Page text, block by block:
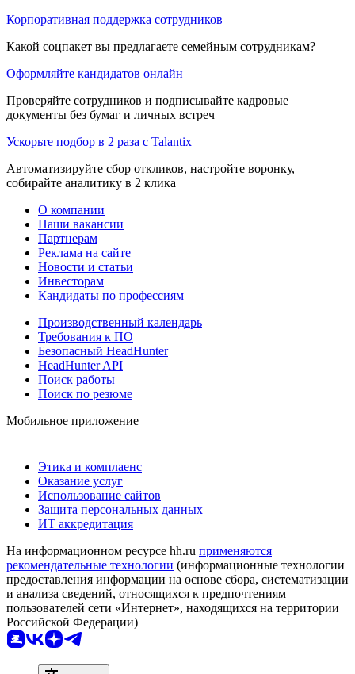
Корпоративная поддержка сотрудников
Какой соцпакет вы предлагаете семейным сотрудникам?
Оформляйте кандидатов онлайн
Проверяйте сотрудников и подписывайте кадровые
документы без бумаг и личных встреч
Ускорьте подбор в 2 раза с Talantix
Автоматизируйте сбор откликов, настройте воронку,
собирайте аналитику в 2 клика
О компании
Наши вакансии
Партнерам
Реклама на сайте
Новости и статьи
Инвесторам
Кандидаты по профессиям
Производственный календарь
Требования к ПО
Безопасный HeadHunter
HeadHunter API
Поиск работы
Поиск по резюме
Мобильное приложение
Этика и комплаенс
Оказание услуг
Использование сайтов
Защита персональных данных
ИТ аккредитация
На информационном ресурсе hh.ru применяются
рекомендательные технологии (информационные технологии
предоставления информации на основе сбора, систематизации
и анализа сведений, относящихся к предпочтениям
пользователей сети «Интернет», находящихся на территории
Российской Федерации)